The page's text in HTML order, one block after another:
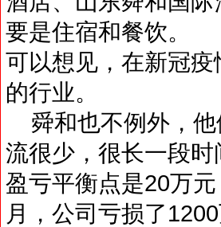
要是住宿和餐饮。
可以想见，在新冠
的行业。
舜和也不例外，他
流很少，很长一段
盈亏平衡点是20万
月，公司亏损了